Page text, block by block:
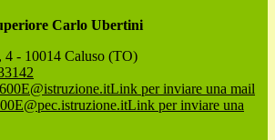
Carlo Ubertini
4 - 10014 Caluso (TO)
Link per inviare una mail
Link per inviare una